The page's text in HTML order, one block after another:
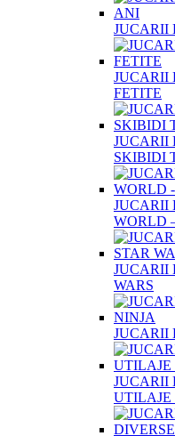
JUCARII
JUCARII
FETITE
JUCARII
SKIBIDI
JUCARII
WORLD
JUCARII
WARS
JUCARII
JUCARII
UTILAJE